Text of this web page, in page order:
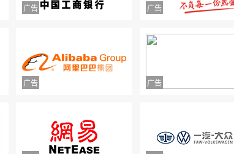
中山市正德二手车交易有限公司拒不退款